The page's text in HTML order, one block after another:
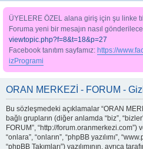
ÜYELERE ÖZEL alana giriş için şu linke
Foruma yeni bir mesajın nasıl
viewtopic.php?f=8&t=18&p=27
Facebook tanıtım sayfamız: https://
izProgrami
ORAN MERKEZİ - FORUM -
Bu sözleşmedeki açıklamalar “ORAN
bağlı grupların (diğer anlamda “biz”,
FORUM”, “http://
“onlara”, “onların”, “phpBB yazılımı”,
“phpBB Takımları”) yazılımının, ayrıca